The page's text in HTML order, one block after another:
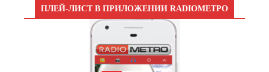
ПЛЕЙ-ЛИСТ В ПРИЛОЖЕНИИ RADIOМЕТРО